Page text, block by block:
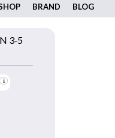
BRAND BLOG
3‑5